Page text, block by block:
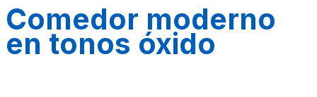
Comedor moderno
en tonos óxido